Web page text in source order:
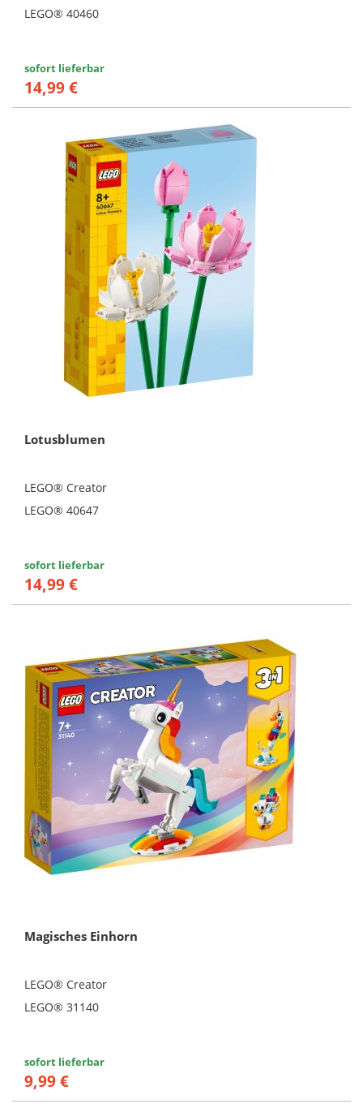
LEGO® 40460
sofort lieferbar
14,99 €
Lotusblumen
LEGO® Creator
LEGO® 40647
sofort lieferbar
14,99 €
Magisches Einhorn
LEGO® Creator
LEGO® 31140
sofort lieferbar
9,99 €